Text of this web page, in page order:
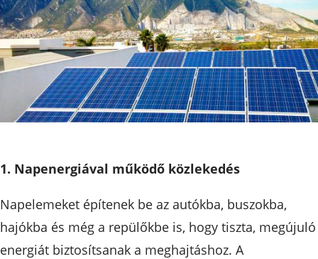
1. Napenergiával működő közlekedés
Napelemeket építenek be az autókba, buszokba,
hajókba és még a repülőkbe is, hogy tiszta, megújuló
energiát biztosítsanak a meghajtáshoz. A